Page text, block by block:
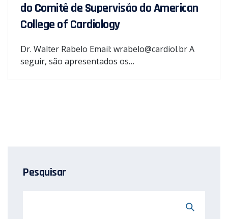
do Comitê de Supervisão do American
College of Cardiology
Dr. Walter Rabelo Email: wrabelo@cardiol.br A
seguir, são apresentados os…
Pesquisar